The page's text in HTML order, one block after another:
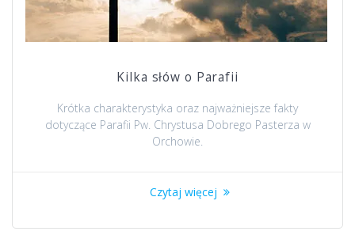
Kilka słów o Parafii
Krótka charakterystyka oraz najważniejsze fakty
dotyczące Parafii Pw. Chrystusa Dobrego Pasterza w
Orchowie.
Czytaj więcej